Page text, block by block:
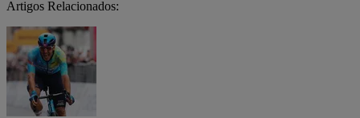
Artigos Relacionados: